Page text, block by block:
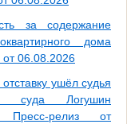
за содержание
дома
от 06.08.2026
ушёл судья
суда Логушин
Пресс-релиз от